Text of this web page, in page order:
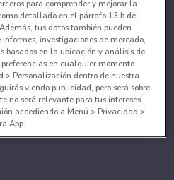
para comprender y mejorar la
detallado en el párrafo 13.b de
tus datos también pueden
investigaciones de mercado,
basados en la ubicación y análisis de
en cualquier momento
> Personalización dentro de nuestra
viendo publicidad, pero será sobre
no será relevante para tus intereses.
accediendo a Menú > Privacidad >
App.